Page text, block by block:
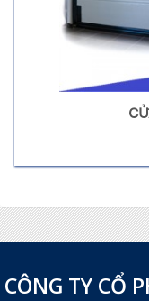
CÔNG TY CỔ